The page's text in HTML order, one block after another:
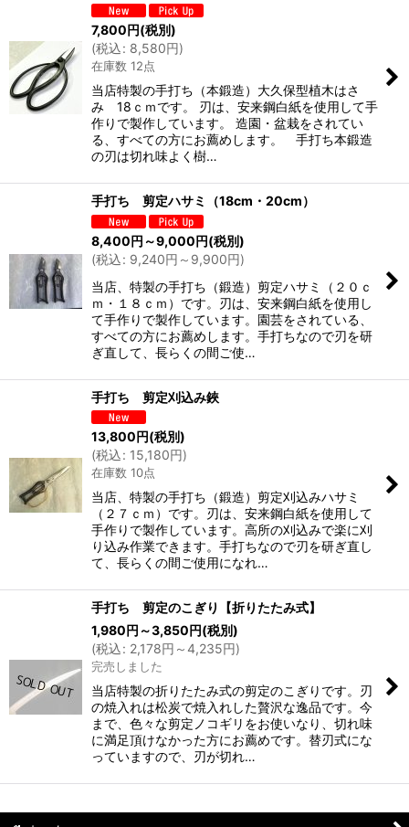
7,800円(税別)
(税込: 8,580円)
在庫数 12点
当店特製の手打ち（本鍛造）大久保型植木はさ
み 18ｃｍです。 刃は、安来鋼白紙を使用して手
作りで製作しています。 造園・盆栽をされてい
る、すべての方にお薦めします。 手打ち本鍛造
の刃は切れ味よく樹…
手打ち 剪定ハサミ（18cm・20cm）
8,400円 ～9,000円(税別)
(税込: 9,240円 ～9,900円)
当店、特製の手打ち（鍛造）剪定ハサミ（２０ｃ
ｍ・１８ｃｍ）です。刃は、安来鋼白紙を使用し
て手作りで製作しています。園芸をされている、
すべての方にお薦めします。手打ちなので刃を研
ぎ直して、長らくの間ご使…
手打ち 剪定刈込み鋏
13,800 円(税別)
(税込: 15,180円)
在庫数 10点
当店、特製の手打ち（鍛造）剪定刈込みハサミ
（２７ｃｍ）です。刃は、安来鋼白紙を使用して
手作りで製作しています。高所の刈込みで楽に刈
り込み作業できます。手打ちなので刃を研ぎ直し
て、長らくの間ご使用になれ…
手打ち 剪定のこぎり【折りたたみ式】
1,980 円 ～3,850 円(税別)
(税込: 2,178円 ～4,235円)
完売しました
当店特製の折りたたみ式の剪定のこぎりです。刃
の焼入れは松炭で焼入れした贅沢な逸品です。今
まで、色々な剪定ノコギリをお使いなり、切れ味
に満足頂けなかった方にお薦めです。替刃式にな
っていますので、刃が切れ…